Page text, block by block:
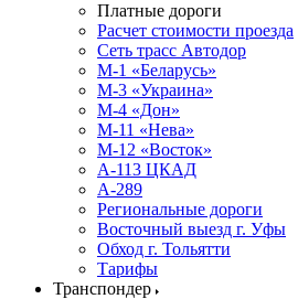
Платные дороги
Расчет стоимости проезда
Сеть трасс Автодор
М-1 «Беларусь»
М-3 «Украина»
М-4 «Дон»
М-11 «Нева»
М-12 «Восток»
А-113 ЦКАД
А-289
Региональные дороги
Восточный выезд г. Уфы
Обход г. Тольятти
Тарифы
Транспондер